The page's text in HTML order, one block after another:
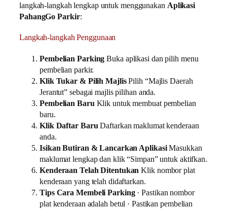
langkah-langkah lengkap untuk menggunakan Aplikasi
PahangGo Parkir:
Langkah-langkah Penggunaan
Pembelian Parking Buka aplikasi dan pilih menu
pembelian parkir.
Klik Tukar & Pilih MajlisPilih “Majlis Daerah
Jerantut” sebagai majlis pilihan anda.
Pembelian BaruKlik untuk membuat pembelian
baru.
Klik Daftar BaruDaftarkan maklumat kenderaan
anda.
Isikan Butiran & Lancarkan AplikasiMasukkan
maklumat lengkap dan klik “Simpan” untuk aktifkan.
Kenderaan Telah Ditentukan Klik nombor plat
kenderaan yang telah didaftarkan.
Tips Cara Membeli Parking· Pastikan nombor
plat kenderaan adalah betul · Pastikan pembelian